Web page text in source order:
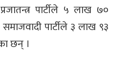
पार्टीले ५ लाख ७०
पार्टीले ३ लाख ९३
छन् ।